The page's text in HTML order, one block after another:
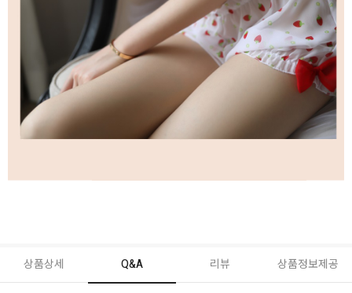
상품상세 Q&A 리뷰 상품정보제공